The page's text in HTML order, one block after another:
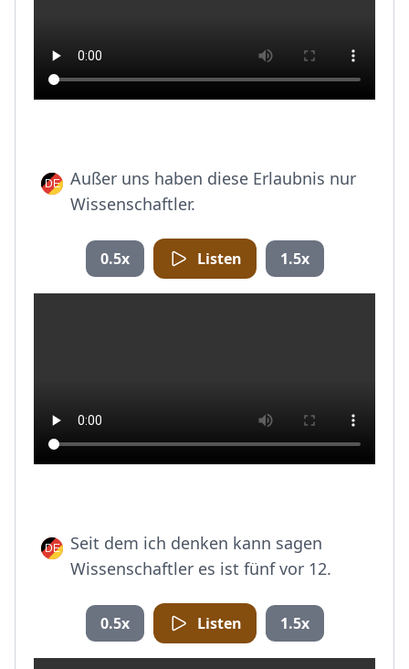
Außer uns haben diese Erlaubnis nur
Wissenschaftler.
0.5x Listen 1.5x
Seit dem ich denken kann sagen
Wissenschaftler es ist fünf vor 12.
0.5x Listen 1.5x